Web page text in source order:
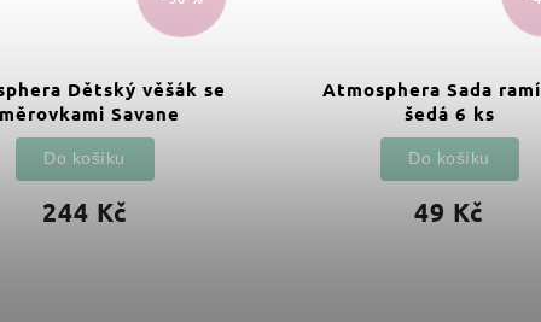
Dětský věšák se
Savane
244 Kč
Do košíku
Atmosphera Sada
šedá 6 ks
49 Kč
Do košíku